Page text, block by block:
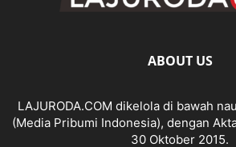
ABOUT US
LAJURODA.COM dikelola di bawah
(Media Pribumi Indonesia), dengan
30 Oktober 2015.